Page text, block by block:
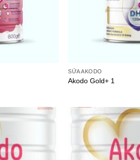
SỮA AKODO
Akodo Gold+ 1
Add to